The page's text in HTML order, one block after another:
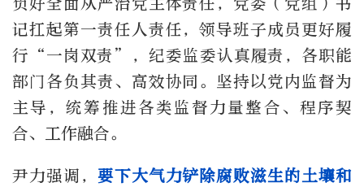
负好全面从严治党主体责任，党委（党组）书
记扛起第一责任人责任，领导班子成员更好履
行“一岗双责”，纪委监委认真履责，各职能
部门各负其责、高效协同。坚持以党内监督为
主导，统筹推进各类监督力量整合、程序契
合、工作融合。
尹力强调， 要下大气力铲除腐败滋生的土壤和